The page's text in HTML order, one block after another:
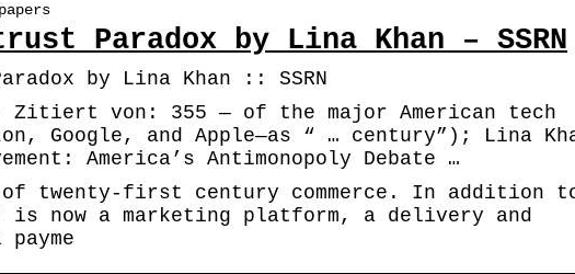
Paradox by Lina Khan – SSRN
by Lina Khan :: SSRN
· Zitiert von: 355 — of the major American tech
Google, and Apple—as “ … century”); Lina
America’s Antimonopoly Debate …
twenty-first century commerce. In addition
now a marketing platform, a delivery and